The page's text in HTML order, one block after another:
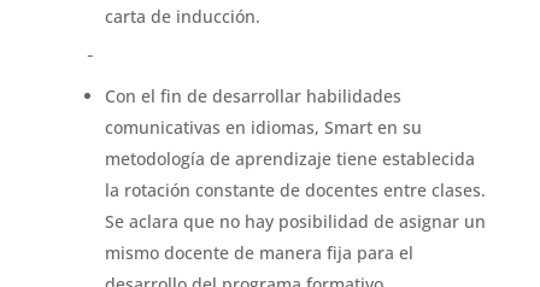
carta de inducción.
Con el fin de desarrollar habilidades
comunicativas en idiomas, Smart en su
metodología de aprendizaje tiene establecida
la rotación constante de docentes entre clases.
Se aclara que no hay posibilidad de asignar un
mismo docente de manera fija para el